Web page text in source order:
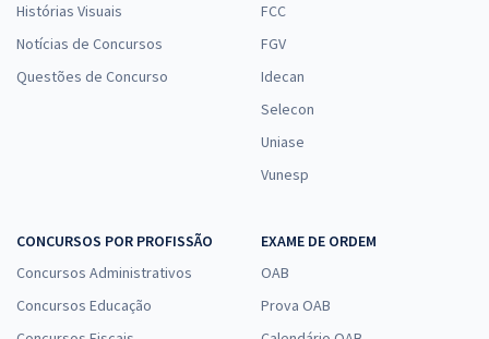
Histórias Visuais
Notícias de Concursos
Questões de Concurso
FCC
FGV
Idecan
Selecon
Uniase
Vunesp
CONCURSOS POR PROFISSÃO
Concursos Administrativos
Concursos Educação
EXAME DE ORDEM
OAB
Prova OAB